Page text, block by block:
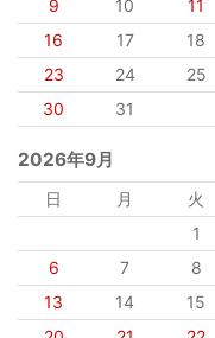
9
10 11
16
17 18
23
24 25
30
31
2026年9月
日 月 火
1
6
7 8
13
14 15